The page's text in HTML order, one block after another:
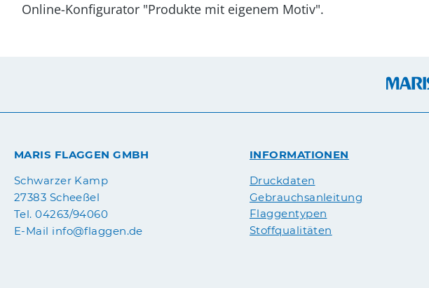
Online-Konfigurator "Produkte mit eigenem Motiv".
MARIS FLAGGEN GMBH
Schwarzer Kamp
27383 Scheeßel
Tel. 04263/94060
E-Mail info@flaggen.de
INFORMATIONEN
Druckdaten
Gebrauchsanleitung
Flaggentypen
Stoffqualitäten